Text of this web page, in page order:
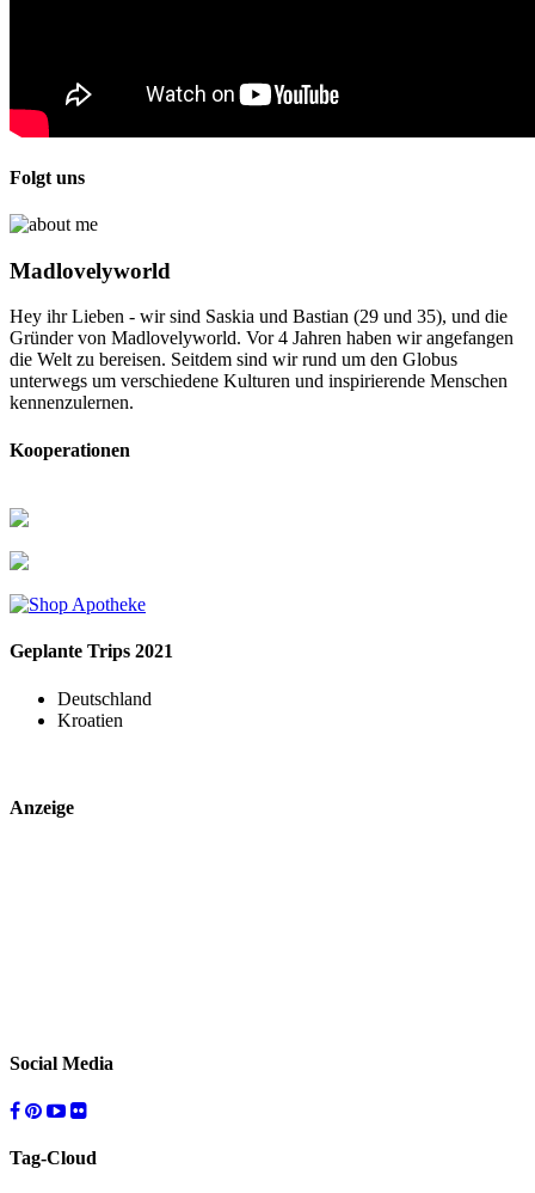
Folgt uns
Madlovelyworld
Hey ihr Lieben - wir sind Saskia und Bastian (29 und 35), und die
Gründer von Madlovelyworld. Vor 4 Jahren haben wir angefangen
die Welt zu bereisen. Seitdem sind wir rund um den Globus
unterwegs um verschiedene Kulturen und inspirierende Menschen
kennenzulernen.
Kooperationen
Geplante Trips 2021
Deutschland
Kroatien
Anzeige
Social Media
Tag-Cloud